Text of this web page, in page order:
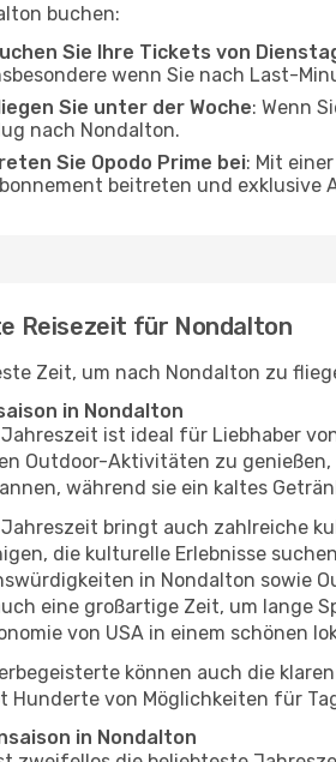
buchen:
Sie Ihre Tickets von
wenn Sie nach Last-
Sie unter der Woche: Wenn
nach Nondalton.
Sie Opodo Prime bei: Mit
beitreten und exklusive
Reisezeit für Nondalton
Zeit, um nach Nondalton zu
in Nondalton
Jahreszeit ist ideal für Liebhaber
Outdoor-Aktivitäten zu
während sie ein kaltes
Jahreszeit bringt auch zahlreiche
die kulturelle Erlebnisse
in Nondalton sowie
eine großartige Zeit, um lange
von USA in einem schönen
können auch die
Hunderte von Möglichkeiten für
in Nondalton